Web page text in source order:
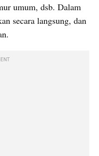
umum, dsb. Dalam
secara langsung, dan